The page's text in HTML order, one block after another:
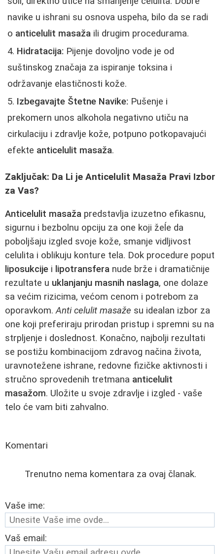
navike u ishrani su osnova uspeha, bilo da se radi
o anticelulit masaža ili drugim procedurama.
Hidratacija: Pijenje dovoljno vode je od
suštinskog značaja za ispiranje toksina i
održavanje elastičnosti kože.
Izbegavajte Štetne Navike: Pušenje i
prekomern unos alkohola negativno utiču na
cirkulaciju i zdravlje kože, potpuno potkopavajući
efekte anticelulit masaža.
Zaključak: Da Li je Anticelulit Masaža Pravi Izbor
za Vas?
Anticelulit masaža predstavlja izuzetno efikasnu,
sigurnu i bezbolnu opciju za one koji žeĺe da
poboljšaju izgled svoje kože, smanje vidljivost
celulita i oblikuju konture tela. Dok procedure poput
liposukcije i lipotransfera nude brže i dramatičnije
rezultate u uklanjanju masnih naslaga, one dolaze
sa većim rizicima, većom cenom i potrebom za
oporavkom.Anti celulit masaže su idealan izbor za
one koji preferiraju prirodan pristup i spremni su na
strpljenje i doslednost. Konačno, najbolji rezultati
se postižu kombinacijom zdravog načina života,
uravnotežene ishrane, redovne fizičke aktivnosti i
stručno sprovedenih tretmana anticelulit
masažom. Uložite u svoje zdravlje i izgled - vaše
telo će vam biti zahvalno.
Komentari
Trenutno nema komentara za ovaj članak.
Vaše ime:
Vaš email: